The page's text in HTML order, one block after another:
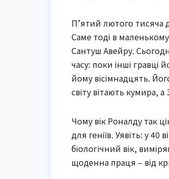
П’ятий лютого тисяча
Саме тоді в
Сантуш Авейру.
часу: поки інші гравці
йому вісімнадцять.
світу вітають кумира,
Чому вік Роналду так
для геніїв. Уявіть: у 40
біологічний вік,
щоденна праця – від